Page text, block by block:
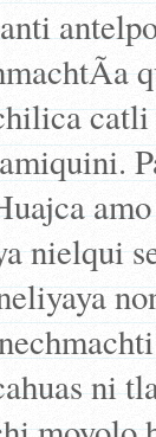
catli
nielqui
ni